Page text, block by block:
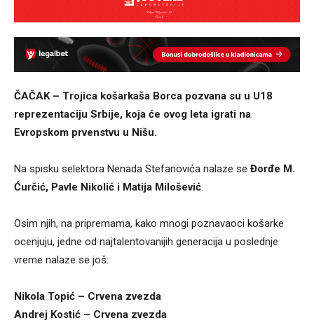
ČAČAK – Trojica košarkaša Borca pozvana su u U18
reprezentaciju Srbije, koja će ovog leta igrati na
Evropskom prvenstvu u Nišu.
Na spisku selektora Nenada Stefanovića nalaze se Đorđe M.
Ćurčić, Pavle Nikolić i Matija Milošević.
Osim njih, na pripremama, kako mnogi poznavaoci košarke
ocenjuju, jedne od najtalentovanijih generacija u poslednje
vreme nalaze se još:
Nikola Topić – Crvena zvezda
Andrej Kostić – Crvena zvezda